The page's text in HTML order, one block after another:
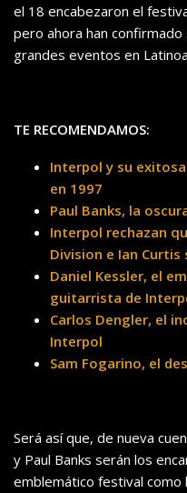
el 18 encabezaron el
pero ahora han
grandes eventos en
TE RECOMENDAMOS:
Interpol y su
en 1997
Paul Banks, la
Interpol rechazan
Division e Ian Curtis
Daniel Kessler, el
guitarrista de
Carlos Dengler, el
Interpol
Sam Fogarino, el
Será así que, de nueva
y Paul Banks serán los
emblemático festival como